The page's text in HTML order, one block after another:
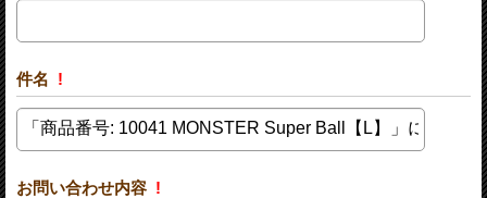
件名 !
お問い合わせ内容 !